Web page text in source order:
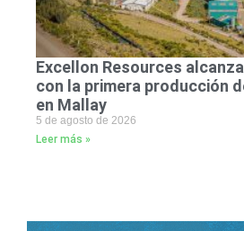
Excellon Resources
con la primera producción
en Mallay
5 de agosto de 2026
Leer más »